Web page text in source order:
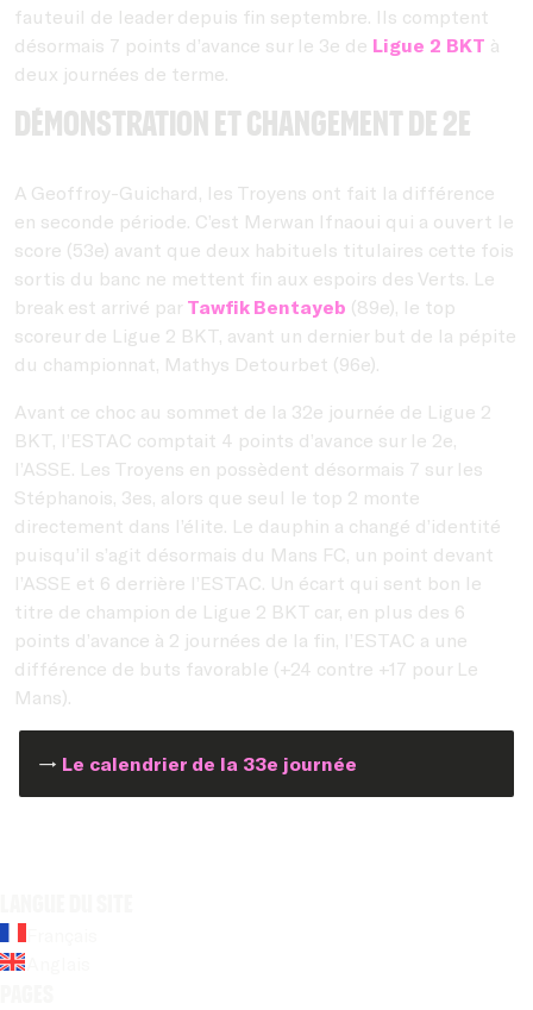
fauteuil de leader depuis fin septembre. Ils comptent
désormais 7 points d’avance sur le 3e de Ligue 2 BKT à
deux journées de terme.
Démonstration et changement de 2e
A Geoffroy-Guichard, les Troyens ont fait la différence
en seconde période. C’est Merwan Ifnaoui qui a ouvert le
score (53e) avant que deux habituels titulaires cette fois
sortis du banc ne mettent fin aux espoirs des Verts. Le
break est arrivé par Tawfik Bentayeb (89e), le top
scoreur de Ligue 2 BKT, avant un dernier but de la pépite
du championnat, Mathys Detourbet (96e).
Avant ce choc au sommet de la 32e journée de Ligue 2
BKT, l’ESTAC comptait 4 points d’avance sur le 2e,
l’ASSE. Les Troyens en possèdent désormais 7 sur les
Stéphanois, 3es, alors que seul le top 2 monte
directement dans l’élite. Le dauphin a changé d’identité
puisqu’il s’agit désormais du Mans FC, un point devant
l’ASSE et 6 derrière l’ESTAC. Un écart qui sent bon le
titre de champion de Ligue 2 BKT car, en plus des 6
points d’avance à 2 journées de la fin, l’ESTAC a une
différence de buts favorable (+24 contre +17 pour Le
Mans).
→ Le calendrier de la 33e journée